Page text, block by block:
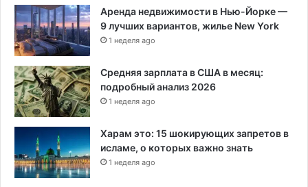
С
Ш
А
п
р
е
д
у
р
е
Аренда недвижимости в Нью-Йорке —
9 лучших вариантов, жилье New York
1 неделя ago
Средняя зарплата в США в месяц:
подробный анализ 2026
1 неделя ago
Харам это: 15 шокирующих запретов в
исламе, о которых важно знать
1 неделя ago